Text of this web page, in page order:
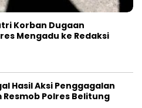
Korban Dugaan
Mengadu ke Redaksi
Hasil Aksi Penggagalan
Polres Belitung